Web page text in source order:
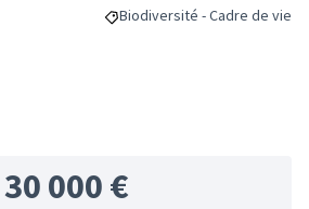
Filtrer les résultats pour le
Biodiversité - Cadre de vie
30 000 €